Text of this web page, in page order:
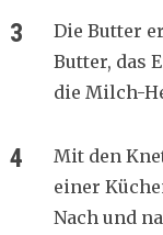
Die Butter
Butter, das
die Milch-
Mit den
einer
Nach und